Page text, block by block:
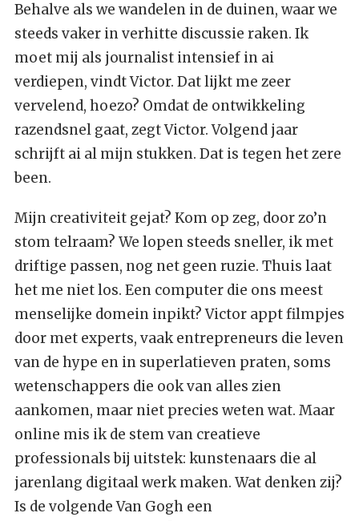
Behalve als we wandelen in de duinen, waar we
steeds vaker in verhitte discussie raken. Ik
moet mij als journalist intensief in ai
verdiepen, vindt Victor. Dat lijkt me zeer
vervelend, hoezo? Omdat de ontwikkeling
razendsnel gaat, zegt Victor. Volgend jaar
schrijft ai al mijn stukken. Dat is tegen het zere
been.
Mijn creativiteit gejat? Kom op zeg, door zo’n
stom telraam? We lopen steeds sneller, ik met
driftige passen, nog net geen ruzie. Thuis laat
het me niet los. Een computer die ons meest
menselijke domein inpikt? Victor appt filmpjes
door met experts, vaak entrepreneurs die leven
van de hype en in superlatieven praten, soms
wetenschappers die ook van alles zien
aankomen, maar niet precies weten wat. Maar
online mis ik de stem van creatieve
professionals bij uitstek: kunstenaars die al
jarenlang digitaal werk maken. Wat denken zij?
Is de volgende Van Gogh een